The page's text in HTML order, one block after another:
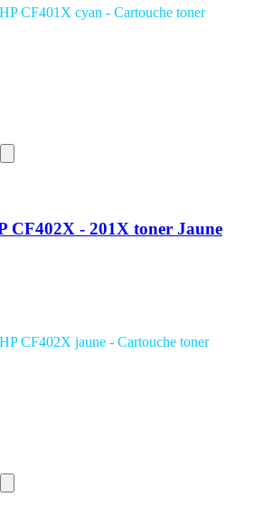
CF401X cyan - Cartouche toner
CF402X - 201X toner Jaune
CF402X jaune - Cartouche toner